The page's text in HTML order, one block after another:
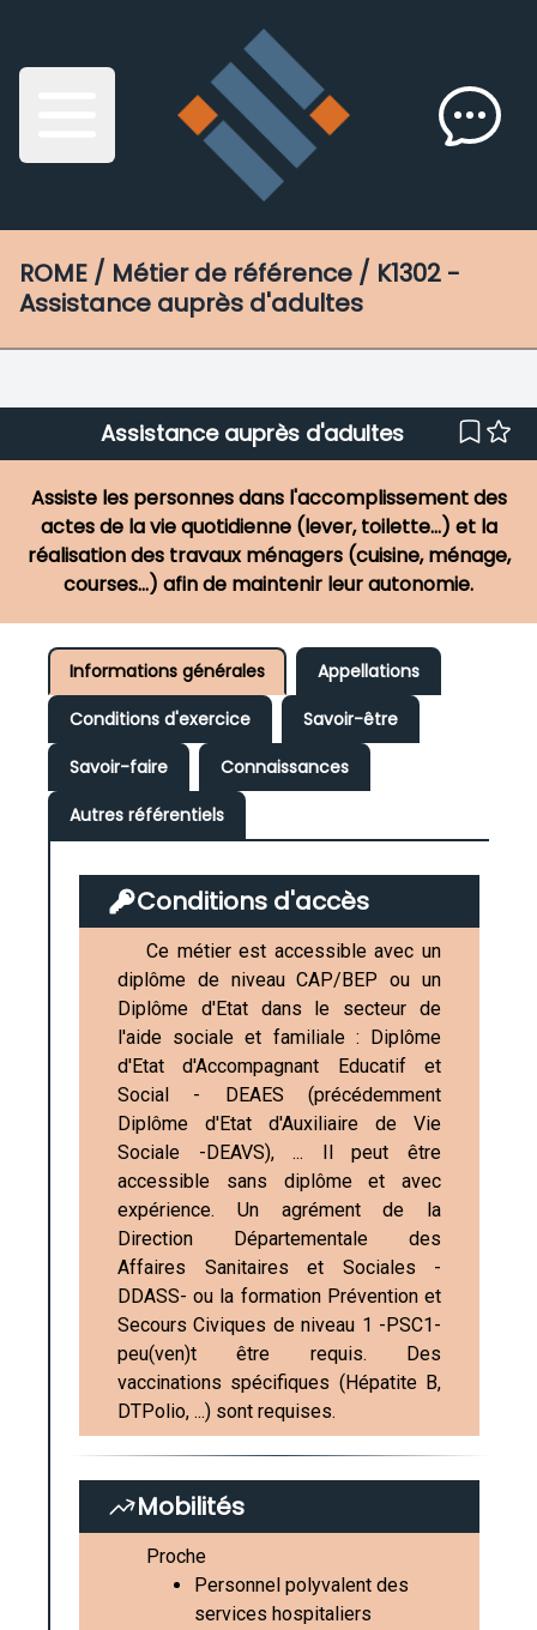
ROME / Métier de référence / K1302 -
Assistance auprès d'adultes
Assistance auprès d'adultes
Assiste les personnes dans l'accomplissement des
actes de la vie quotidienne (lever, toilette...) et la
réalisation des travaux ménagers (cuisine, ménage,
courses...) afin de maintenir leur autonomie.
Informations générales
Appellations
Conditions d'exercice
Savoir-être
Savoir-faire
Connaissances
Autres référentiels
Conditions d'accès
Ce métier est accessible avec un
diplôme de niveau CAP/BEP ou un
Diplôme d'Etat dans le secteur de
l'aide sociale et familiale : Diplôme
d'Etat d'Accompagnant Educatif et
Social - DEAES (précédemment
Diplôme d'Etat d'Auxiliaire de Vie
Sociale -DEAVS), ... Il peut être
accessible sans diplôme et avec
expérience. Un agrément de la
Direction Départementale des
Affaires Sanitaires et Sociales -
DDASS- ou la formation Prévention et
Secours Civiques de niveau 1 -PSC1-
peu(ven)t être requis. Des
vaccinations spécifiques (Hépatite B,
DTPolio, ...) sont requises.
Mobilités
Proche
Personnel polyvalent des
services hospitaliers